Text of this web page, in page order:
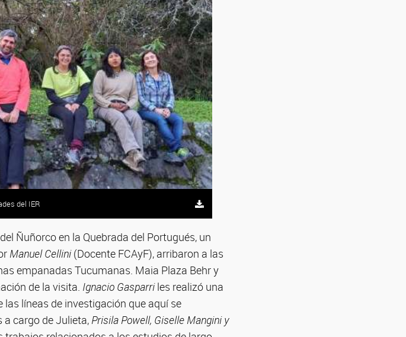
del IER
del IER
Ñuñorco en la Quebrada del Portugués, un
Manuel Cellini(Docente FCAyF), arribaron a las
empanadas Tucumanas. Maia Plaza Behr y
de la visita. Ignacio Gasparriles realizó una
líneas de investigación que aquí se
a cargo de Julieta, Prisila Powell, Giselle Mangini y